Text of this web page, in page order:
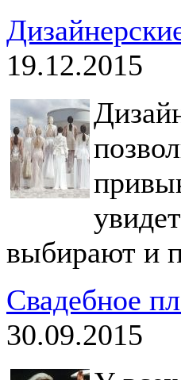
19.12.2015
выбирают и
Свадебное
30.09.2015